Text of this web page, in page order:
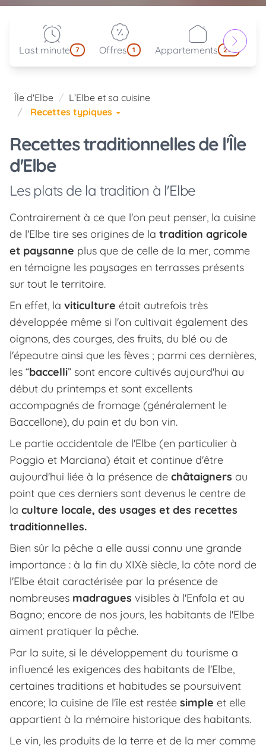
Last minute 7 Offres 1 Appartements 214
Île d'Elbe
L’Elbe et sa cuisine
Recettes typiques
Recettes traditionnelles de l'Île
d'Elbe
Les plats de la tradition à l'Elbe
Contrairement à ce que l'on peut penser, la cuisine
de l'Elbe tire ses origines de la tradition agricole
et paysanne plus que de celle de la mer, comme
en témoigne les paysages en terrasses présents
sur tout le territoire.
En effet, la viticulture était autrefois très
développée même si l'on cultivait également des
oignons, des courges, des fruits, du blé ou de
l'épeautre ainsi que les fèves ; parmi ces dernières,
les “baccelli” sont encore cultivés aujourd'hui au
début du printemps et sont excellents
accompagnés de fromage (généralement le
Baccellone), du pain et du bon vin.
Le partie occidentale de l'Elbe (en particulier à
Poggio et Marciana) était et continue d'être
aujourd'hui liée à la présence de châtaigners au
point que ces derniers sont devenus le centre de
la culture locale, des usages et des recettes
traditionnelles.
Bien sûr la pêche a elle aussi connu une grande
importance : à la fin du XIXè siècle, la côte nord de
l'Elbe était caractérisée par la présence de
nombreuses madragues visibles à l'Enfola et au
Bagno; encore de nos jours, les habitants de l'Elbe
aiment pratiquer la pêche.
Par la suite, si le développement du tourisme a
influencé les exigences des habitants de l'Elbe,
certaines traditions et habitudes se poursuivent
encore; la cuisine de l'île est restée simple et elle
appartient à la mémoire historique des habitants.
Le vin, les produits de la terre et de la mer comme